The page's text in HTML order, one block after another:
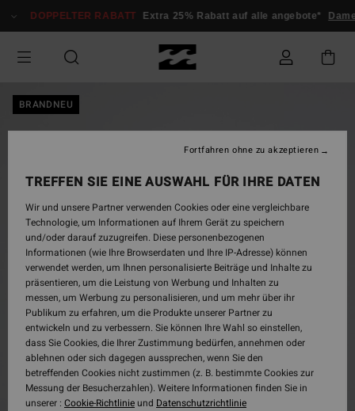
zur
springen
DOPPELTER RABATT Extra 25% Rabatt auf alle angebote*
BRANDNEU
TREFFEN SIE EINE AUSWAHL FÜR IHRE DATEN
Wir und unsere Partner verwenden Cookies oder eine vergleichbare
Technologie, um Informationen auf Ihrem Gerät zu speichern
und/oder darauf zuzugreifen. Diese personenbezogenen
Informationen (wie Ihre Browserdaten und Ihre IP-Adresse) können
verwendet werden, um Ihnen personalisierte Beiträge und Inhalte zu
präsentieren, um die Leistung von Werbung und Inhalten zu
messen, um Werbung zu personalisieren, und um mehr über ihr
Publikum zu erfahren, um die Produkte unserer Partner zu
entwickeln und zu verbessern. Sie können Ihre Wahl so einstellen,
dass Sie Cookies, die Ihrer Zustimmung bedürfen, annehmen oder
ablehnen oder sich dagegen aussprechen, wenn Sie den
betreffenden Cookies nicht zustimmen (z. B. bestimmte Cookies zur
Messung der Besucherzahlen). Weitere Informationen finden Sie in
unserer : Cookie-Richtlinieund Datenschutzrichtlinie
Fortfahren ohne zu akzeptieren